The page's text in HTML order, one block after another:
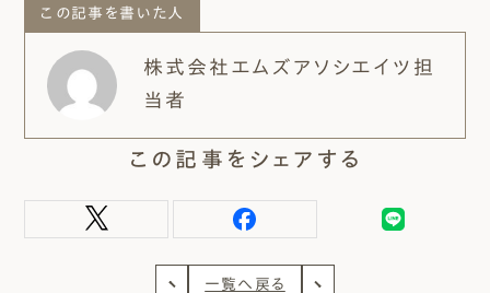
この記事を書いた人
株式会社エムズアソシエイツ担
当者
この記事をシェアする
一覧へ戻る